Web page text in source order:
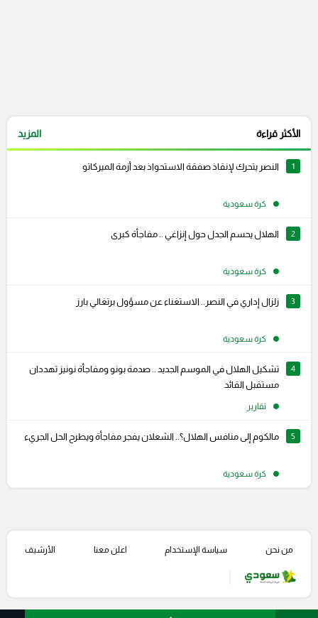
الأكثر قراءة المزيد
1 النصر يتحرك لإنقاذ صفقة الاستحواذ بعد أزمة الميركاتو
كرة سعودية
2 الهلال يحسم الجدل حول إنزاغي .. مفاجأة كبرى
كرة سعودية
3 زلزال إداري في النصر.. الاستغناء عن مسؤول برتغالي بارز
كرة سعودية
4
تشكيل الهلال في الموسم الجديد .. صدمة بونو ومفاجأة نونيز تهددان
مستقبل القائد
تقارير
5 مالكوم إلى منافس الهلال؟.. الشعلان يفجر مفاجأة ويطرح الحل الجريء
كرة سعودية
من نحن سياسة الإستخدام اعلن معنا الأرشيف